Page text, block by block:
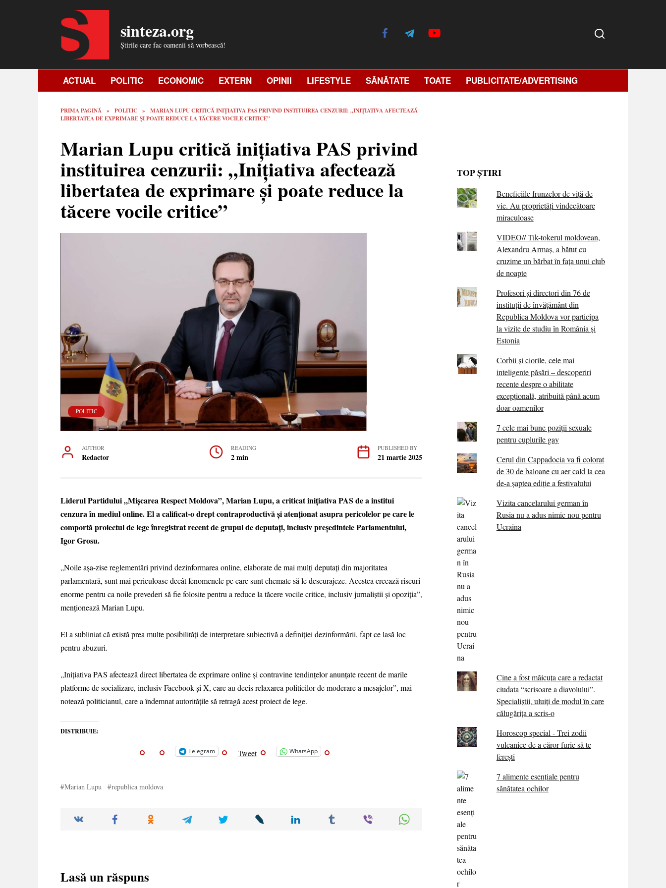
sinteza.org
Știrile care fac oamenii să vorbească!
ACTUAL POLITIC ECONOMIC EXTERN OPINII LIFESTYLE SĂNĂTATE TOATE PUBLICITATE/ADVERTISING
PRIMA PAGINĂ » POLITIC »
MARIAN LUPU CRITICĂ INIȚIATIVA PAS PRIVIND INSTITUIREA CENZURII: „INIȚIATIVA AFECTEAZĂ
LIBERTATEA DE EXPRIMARE ȘI POATE REDUCE LA TĂCERE VOCILE CRITICE”
Marian Lupu critică inițiativa PAS privind
instituirea cenzurii: „Inițiativa afectează
libertatea de exprimare și poate reduce la
tăcere vocile critice”
POLITIC
AUTHOR
Redactor
READING
2 min
PUBLISHED BY
21 martie 2025
Liderul Partidului „Mișcarea Respect Moldova”, Marian Lupu, a criticat inițiativa PAS de a institui
cenzura în mediul online. El a calificat-o drept contraproductivă și atenționat asupra pericolelor pe care le
comportă proiectul de lege înregistrat recent de grupul de deputați, inclusiv președintele Parlamentului,
Igor Grosu.
„Noile așa-zise reglementări privind dezinformarea online, elaborate de mai mulți deputați din majoritatea
parlamentară, sunt mai periculoase decât fenomenele pe care sunt chemate să le descurajeze. Acestea creează riscuri
enorme pentru ca noile prevederi să fie folosite pentru a reduce la tăcere vocile critice, inclusiv jurnaliștii și opoziția”,
menționează Marian Lupu.
El a subliniat că există prea multe posibilități de interpretare subiectivă a definiției dezinformării, fapt ce lasă loc
pentru abuzuri.
„Inițiativa PAS afectează direct libertatea de exprimare online și contravine tendințelor anunțate recent de marile
platforme de socializare, inclusiv Facebook și X, care au decis relaxarea politicilor de moderare a mesajelor”, mai
notează politicianul, care a îndemnat autoritățile să retragă acest proiect de lege.
DISTRIBUIE:
Telegram Tweet WhatsApp
Marian Lupu republica moldova
Lasă un răspuns
TOP ȘTIRI
Beneficiile frunzelor de viță de
vie. Au proprietăţi vindecătoare
miraculoase
VIDEO// Tik-tokerul moldovean,
Alexandru Armaș, a bătut cu
cruzime un bărbat în fața unui club
de noapte
Profesori și directori din 76 de
instituții de învățământ din
Republica Moldova vor participa
la vizite de studiu în România și
Estonia
Corbii şi ciorile, cele mai
inteligente păsări – descoperiri
recente despre o abilitate
excepţională, atribuită până acum
doar oamenilor
7 cele mai bune poziții sexuale
pentru cuplurile gay
Cerul din Cappadocia va fi colorat
de 30 de baloane cu aer cald la cea
de-a șaptea ediție a festivalului
Vizita cancelarului german în
Rusia nu a adus nimic nou pentru
Ucraina
Cine a fost măicuţa care a redactat
ciudata “scrisoare a diavolului”.
Specialiştii, uluiţi de modul în care
călugărița a scris-o
Horoscop special - Trei zodii
vulcanice de a căror furie să te
ferești
7 alimente esenţiale pentru
sănătatea ochilor